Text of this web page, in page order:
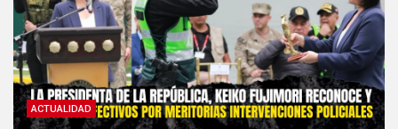
ACTUALIDAD